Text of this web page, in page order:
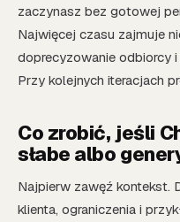
zaczynasz bez gotowej
Najwięcej czasu zajmuje
doprecyzowanie odbiorcy
Przy kolejnych iteracjach
Co zrobić, jeśli
słabe albo
Najpierw zawęź kontekst.
klienta, ograniczenia i